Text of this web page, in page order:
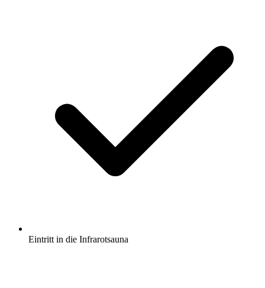
Eintritt in die Infrarotsauna